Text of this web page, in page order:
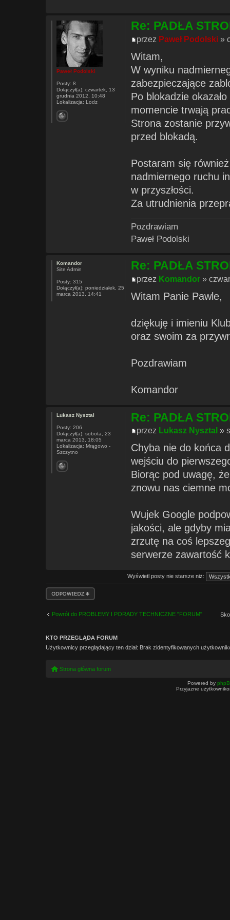
Re: PADŁA
przez Paweł Podolski »
Witam,
W wyniku
zabezpieczające
Po blokadzie
momencie trwają
Strona zostanie
przed blokadą.
Postaram się
nadmiernego ruchu
w przyszłości.
Za utrudnienia
Pozdrawiam
Paweł Podolski
Paweł Podolski
Posty: 8
Dołączył(a): czwartek, 13
grudnia 2012, 10:48
Lokalizacja: Lodz
Re: PADŁA
przez Komandor »
Witam Panie Pawle,
dziękuję i imieniu
oraz swoim za
Pozdrawiam
Komandor
Komandor
Site Admin
Posty: 315
Dołączył(a): poniedziałek, 25
marca 2013, 14:41
Re: PADŁA
przez Lukasz Nysztal »
Chyba nie do końca
wejściu do
Biorąc pod uwagę,
znowu nas ciemne
Wujek Google
jakości, ale gdyby
zrzutę na coś
serwerze zawartość
Lukasz Nysztal
Posty: 206
Dołączył(a): sobota, 23
marca 2013, 18:05
Lokalizacja: Mrągowo -
Szczytno
Wyświetl posty nie starsze niż:
Odpowiedz
Powrót do PROBLEMY I PORADY TECHNICZNE "FORUM"
KTO PRZEGLĄDA FORUM
Użytkownicy przeglądający ten dział: Brak zidentyfikowanych
Strona główna forum
Powered by
Przyjazne